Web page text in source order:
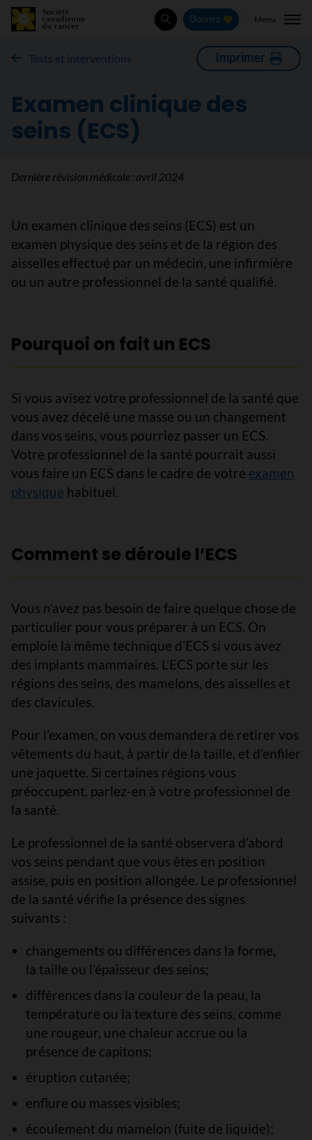
Rechercher
Donnez Menu
Tests et interventions Imprimer
Examen clinique des
seins (ECS)
Dernière révision médicale : avril 2024
Un examen clinique des seins (ECS) est un
examen physique des seins et de la région des
aisselles effectué par un médecin, une infirmière
ou un autre professionnel de la santé qualifié.
Pourquoi on fait un ECS
Si vous avisez votre professionnel de la santé que
vous avez décelé une masse ou un changement
dans vos seins, vous pourriez passer un ECS.
Votre professionnel de la santé pourrait aussi
vous faire un ECS dans le cadre de votre examen
physique habituel.
Comment se déroule l’ECS
Vous n’avez pas besoin de faire quelque chose de
particulier pour vous préparer à un ECS. On
emploie la même technique d’ECS si vous avez
des implants mammaires. L’ECS porte sur les
régions des seins, des mamelons, des aisselles et
des clavicules.
Pour l’examen, on vous demandera de retirer vos
vêtements du haut, à partir de la taille, et d’enfiler
une jaquette. Si certaines régions vous
préoccupent, parlez-en à votre professionnel de
la santé.
Le professionnel de la santé observera d’abord
vos seins pendant que vous êtes en position
assise, puis en position allongée. Le professionnel
de la santé vérifie la présence des signes
suivants :
changements ou différences dans la forme,
la taille ou l’épaisseur des seins;
différences dans la couleur de la peau, la
température ou la texture des seins, comme
une rougeur, une chaleur accrue ou la
présence de capitons;
éruption cutanée;
enflure ou masses visibles;
écoulement du mamelon (fuite de liquide);